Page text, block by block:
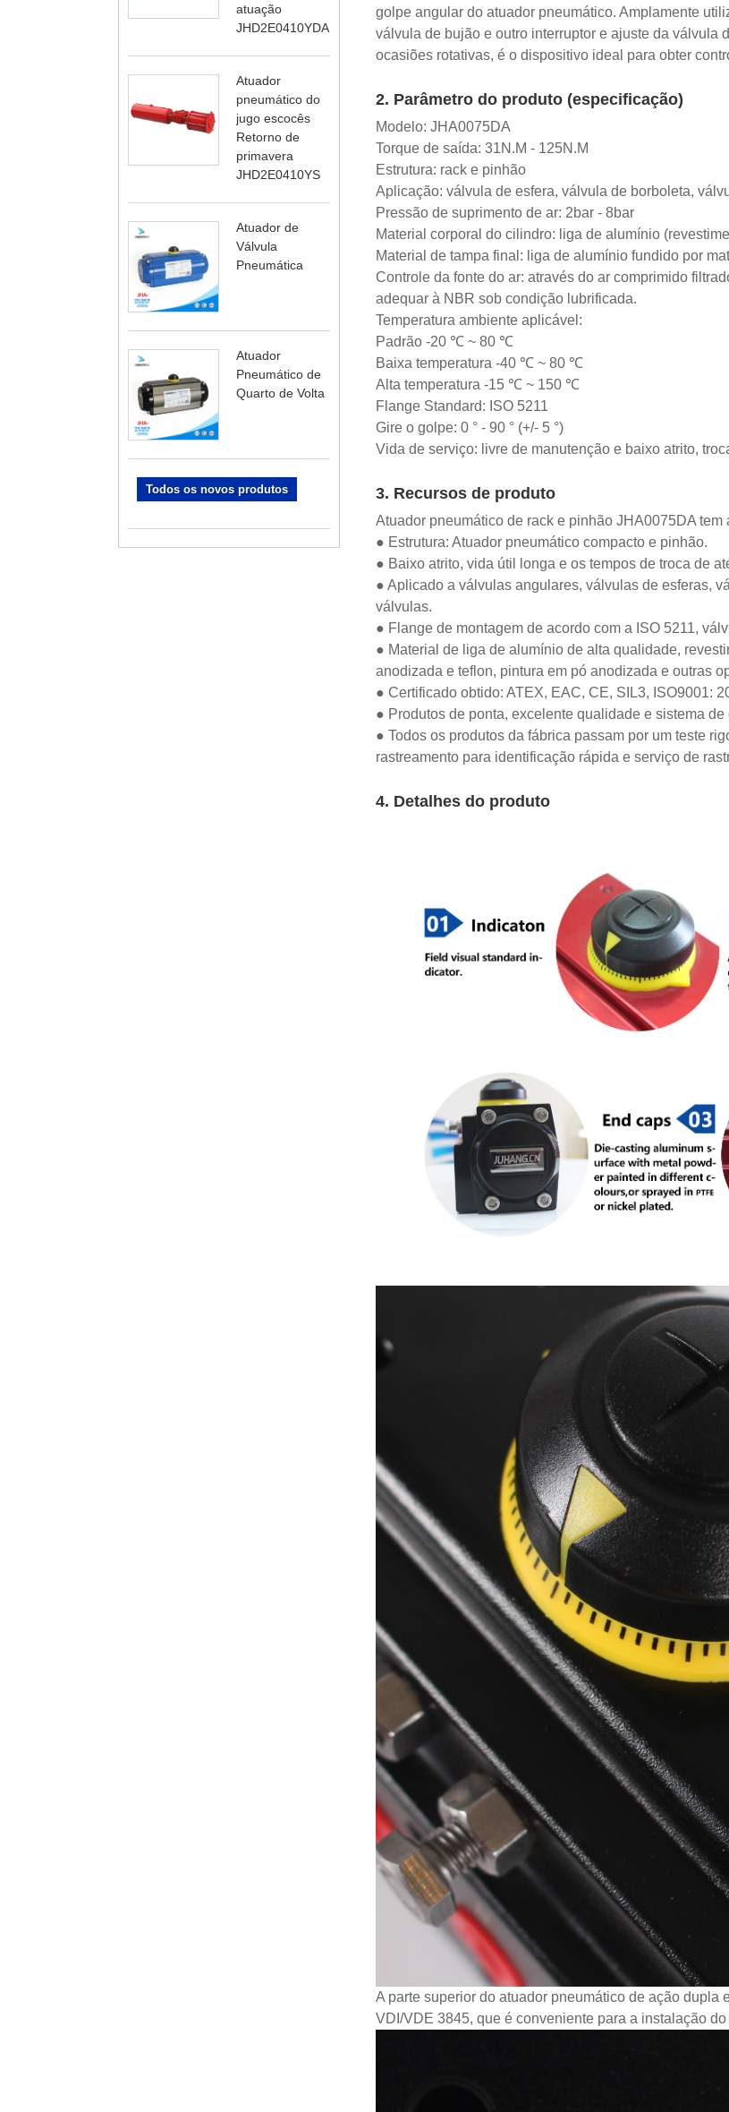
atuação
JHD2E0410YDA
Atuador
pneumático do
jugo escocês
Retorno de
primavera
JHD2E0410YS
Atuador de
Válvula
Pneumática
Atuador
Pneumático de
Quarto de Volta
Todos os novos produtos
golpe angular do atuador pneumático. Amplamente
válvula de bujão e outro interruptor e ajuste da válvula
ocasiões rotativas, é o dispositivo ideal para obter
2. Parâmetro do produto (especificação)
Modelo: JHA0075DA
Torque de saída: 31N.M - 125N.M
Estrutura: rack e pinhão
Aplicação: válvula de esfera, válvula de borboleta,
Pressão de suprimento de ar: 2bar - 8bar
Material corporal do cilindro: liga de alumínio
Material de tampa final: liga de alumínio fundido por
Controle da fonte do ar: através do ar comprimido
adequar à NBR sob condição lubrificada.
Temperatura ambiente aplicável:
Padrão -20 ℃ ~ 80 ℃
Baixa temperatura -40 ℃ ~ 80 ℃
Alta temperatura -15 ℃ ~ 150 ℃
Flange Standard: ISO 5211
Gire o golpe: 0 ° - 90 ° (+/- 5 °)
Vida de serviço: livre de manutenção e baixo atrito,
3. Recursos de produto
Atuador pneumático de rack e pinhão JHA0075DA tem
● Estrutura: Atuador pneumático compacto e pinhão.
● Baixo atrito, vida útil longa e os tempos de troca de
● Aplicado a válvulas angulares, válvulas de esferas,
válvulas.
● Flange de montagem de acordo com a ISO 5211,
● Material de liga de alumínio de alta qualidade,
anodizada e teflon, pintura em pó anodizada e outras
● Certificado obtido: ATEX, EAC, CE, SIL3, ISO9001:
● Produtos de ponta, excelente qualidade e sistema
● Todos os produtos da fábrica passam por um teste
rastreamento para identificação rápida e serviço de
4. Detalhes do produto
A parte superior do atuador pneumático de ação dupla
VDI/VDE 3845, que é conveniente para a instalação